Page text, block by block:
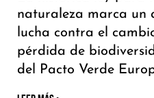
naturaleza marca un
lucha contra el
pérdida de
del Pacto Verde